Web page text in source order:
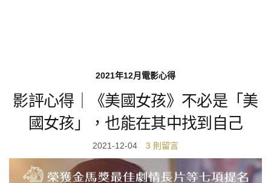
2021年12月電影心得
影評心得｜《美國女孩》不必是「美
國女孩」，也能在其中找到自己
2021-12-04 3 則留言